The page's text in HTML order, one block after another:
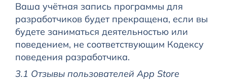
Ваша учётная запись программы для
разработчиков будет прекращена, если вы
будете заниматься деятельностью или
поведением, не соответствующим Кодексу
поведения разработчика.
3.1 Отзывы пользователей App Store